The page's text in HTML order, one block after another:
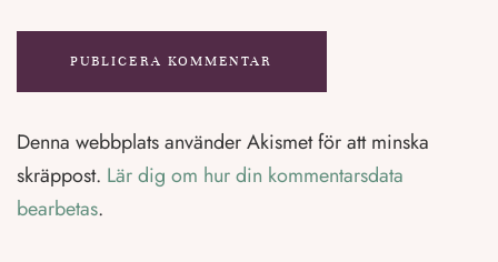
Denna webbplats använder Akismet för att minska
skräppost. Lär dig om hur din kommentarsdata
bearbetas.